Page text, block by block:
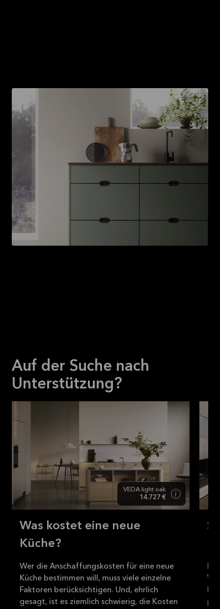
Auf der Suche nach
Unterstützung?
VEDA light oak
14.727 €
Was kostet eine neue
Küche?
Wer die Anschaffungskosten für eine neue
Küche bestimmen will, muss viele einzelne
Faktoren berücksichtigen. Und, ehrlich
gesagt, ist es ziemlich schwierig, die Kosten